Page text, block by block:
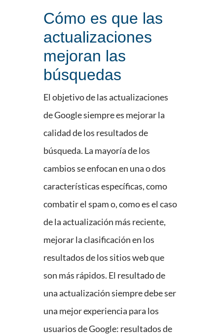
Cómo es que las
actualizaciones
mejoran las
búsquedas
El objetivo de las actualizaciones
de Google siempre es mejorar la
calidad de los resultados de
búsqueda. La mayoría de los
cambios se enfocan en una o dos
características específicas, como
combatir el spam o, como es el caso
de la actualización más reciente,
mejorar la clasificación en los
resultados de los sitios web que
son más rápidos. El resultado de
una actualización siempre debe ser
una mejor experiencia para los
usuarios de Google: resultados de